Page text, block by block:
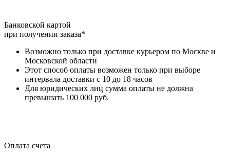
Банковской картой
при получении заказа*
Возможно только при доставке курьером по Москве и
Московской области
Этот способ оплаты возможен только при выборе
интервала доставки с 10 до 18 часов
Для юридических лиц сумма оплаты не должна
превышать 100 000 руб.
Оплата счета